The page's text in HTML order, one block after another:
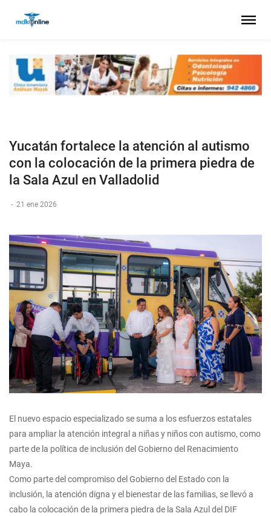
Yucatán fortalece la atención al autismo
con la colocación de la primera piedra de
la Sala Azul en Valladolid
- 21 ene 2026
El nuevo espacio especializado se suma a los esfuerzos estatales
para ampliar la atención integral a niñas y niños con autismo, como
parte de la política de inclusión del Gobierno del Renacimiento
Maya.
Como parte del compromiso del Gobierno del Estado con la
inclusión, la atención digna y el bienestar de las familias, se llevó a
cabo la colocación de la primera piedra de la Sala Azul del DIF